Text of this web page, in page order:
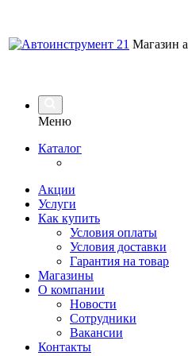
Магазин
Меню
Каталог
Акции
Услуги
Как купить
Условия оплаты
Условия доставки
Гарантия на товар
Магазины
О компании
Новости
Сотрудники
Вакансии
Контакты